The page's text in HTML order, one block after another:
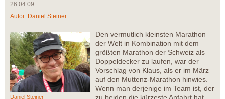
26.04.09
Autor: Daniel Steiner
Daniel Steiner
Den vermutlich kleinsten Marathon
der Welt in Kombination mit dem
größten Marathon der Schweiz als
Doppeldecker zu laufen, war der
Vorschlag von Klaus, als er im März
auf den Muttenz-Marathon hinwies.
Wenn man derjenige im Team ist, der